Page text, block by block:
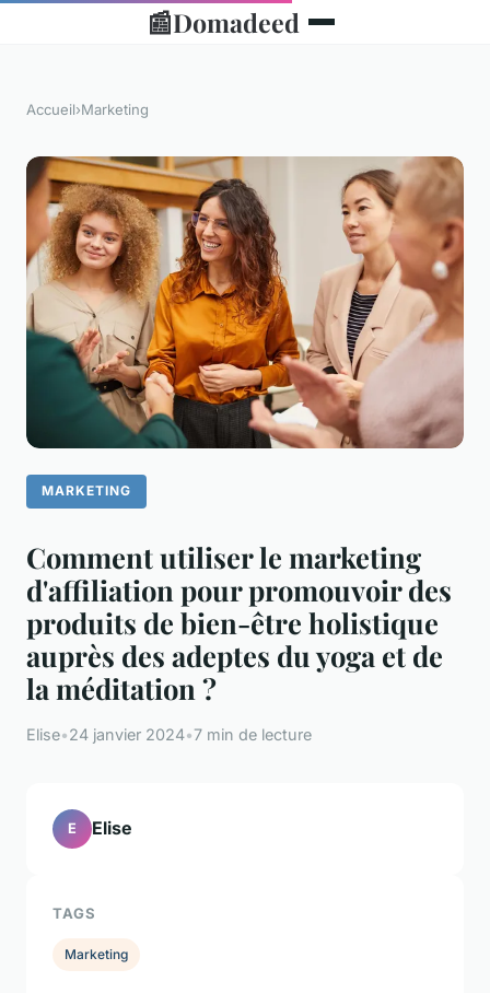
📰Domadeed
Accueil›Marketing
MARKETING
Comment utiliser le marketing
d'affiliation pour promouvoir des
produits de bien-être holistique
auprès des adeptes du yoga et de
la méditation ?
Elise•24 janvier 2024•7 min de lecture
E Elise
TAGS
Marketing